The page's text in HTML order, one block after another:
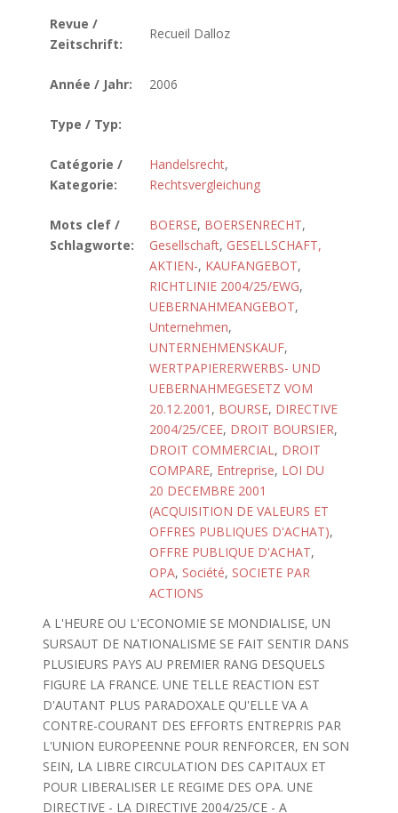
Revue /
Zeitschrift:
Recueil Dalloz
Année / Jahr: 2006
Type / Typ:
Catégorie /
Kategorie:
Handelsrecht,
Rechtsvergleichung
Mots clef /
Schlagworte:
BOERSE, BOERSENRECHT,
Gesellschaft, GESELLSCHAFT,
AKTIEN-, KAUFANGEBOT,
RICHTLINIE 2004/25/EWG,
UEBERNAHMEANGEBOT,
Unternehmen,
UNTERNEHMENSKAUF,
WERTPAPIERERWERBS- UND
UEBERNAHMEGESETZ VOM
20.12.2001 , BOURSE, DIRECTIVE
2004/25/CEE, DROIT BOURSIER,
DROIT COMMERCIAL, DROIT
COMPARE, Entreprise, LOI DU
20 DECEMBRE 2001
(ACQUISITION DE VALEURS ET
OFFRES PUBLIQUES D'ACHAT),
OFFRE PUBLIQUE D'ACHAT,
OPA, Société, SOCIETE PAR
ACTIONS
A L'HEURE OU L'ECONOMIE SE MONDIALISE, UN
SURSAUT DE NATIONALISME SE FAIT SENTIR DANS
PLUSIEURS PAYS AU PREMIER RANG DESQUELS
FIGURE LA FRANCE. UNE TELLE REACTION EST
D'AUTANT PLUS PARADOXALE QU'ELLE VA A
CONTRE-COURANT DES EFFORTS ENTREPRIS PAR
L'UNION EUROPEENNE POUR RENFORCER, EN SON
SEIN, LA LIBRE CIRCULATION DES CAPITAUX ET
POUR LIBERALISER LE REGIME DES OPA. UNE
DIRECTIVE - LA DIRECTIVE 2004/25/CE - A